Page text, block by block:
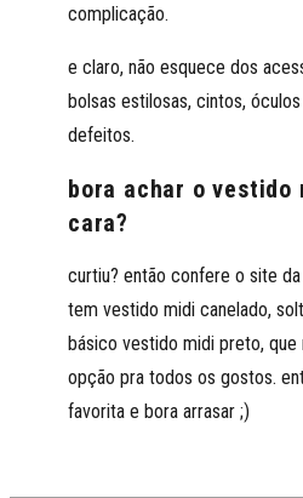
complicação.
e claro, não esquece dos
bolsas estilosas, cintos,
defeitos.
bora achar o vestido
cara?
curtiu? então confere o site
tem vestido midi canelado,
básico vestido midi preto, que
opção pra todos os gostos.
favorita e bora arrasar ;)